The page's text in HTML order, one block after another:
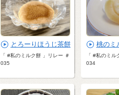
とろーりほうじ茶餅
「 #私のミルク餅 」リレー ＃
035
桃のミ
「 #私のミ
034